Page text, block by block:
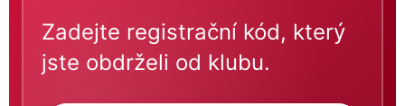
Zadejte registrační kód, který
jste obdrželi od klubu.